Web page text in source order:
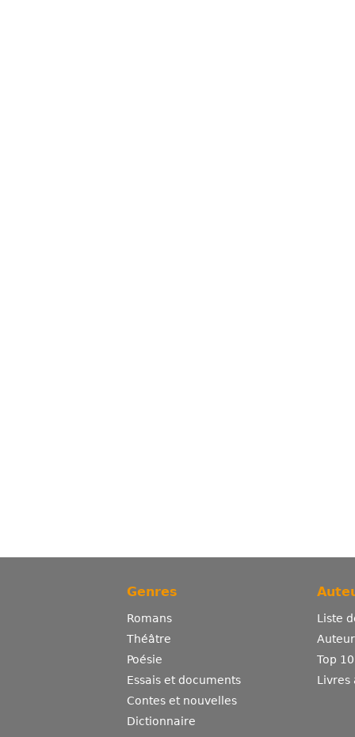
Genres
Romans
Théâtre
Poésie
Essais et documents
Contes et nouvelles
Dictionnaire
Liste
Top
Livres